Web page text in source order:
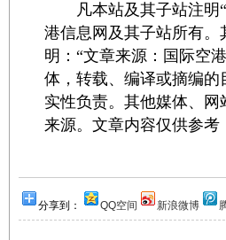
凡本站及其子站注明“
港信息网及其子站所有
明：“文章来源：国际空
体，转载、编译或摘编
实性负责。其他媒体、
来源。文章内容仅供参考
分享到： QQ空间 新浪微博